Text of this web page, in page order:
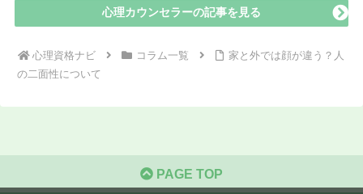
心理カウンセラーの記事を見る
心理資格ナビ コラム一覧
家と外では顔が違う？人
の二面性について
PAGE TOP